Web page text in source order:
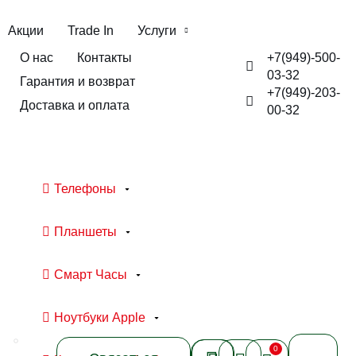
Акции Trade In
Услуги
О нас
Контакты
Гарантия и возврат
Доставка и оплата
+7(949)-500-
03-32
+7(949)-203-
00-32
Телефоны
Планшеты
Смарт Часы
Ноутбуки Apple
0